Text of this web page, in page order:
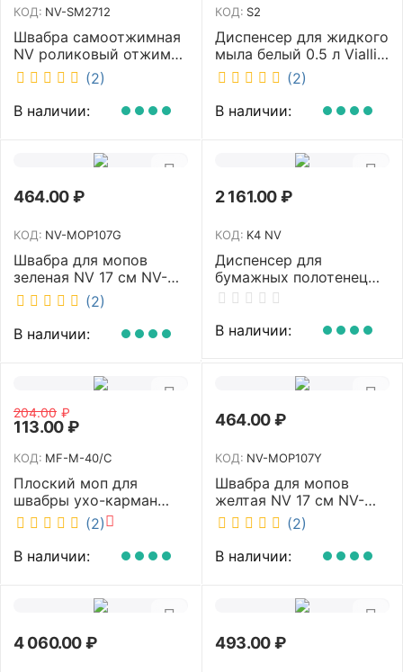
КОД: NV-SM2712
Швабра самоотжимная
NV роликовый отжим
насадка PVA 27 см
телескопическая
рукоятка 70-125 см NV-
SM2712
(2)
В наличии:
КОД: S2
Диспенсер для жидкого
мыла белый 0.5 л Vialli
S2
(2)
В наличии:
464.00₽
КОД: NV-MOP107G
Швабра для мопов
зеленая NV 17 см NV-
MOP107G (2)
В наличии:
2 161.00₽
КОД: K4 NV
Диспенсер для
бумажных полотенец
NV белый K4 NV
В наличии:
204.00 ₽
113.00₽
КОД: MF-M-40/C
Плоский моп для
швабры ухо-карман
белый 40 см NV MF-M-
40/C
(2)
В наличии:
464.00₽
КОД: NV-MOP107Y
Швабра для мопов
желтая NV 17 см NV-
MOP107Y (2)
В наличии:
4 060.00₽ 493.00₽